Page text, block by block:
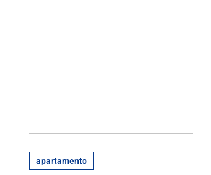
apartamento